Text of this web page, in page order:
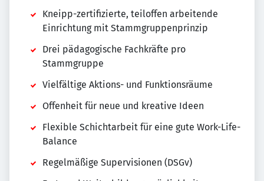
Kneipp-zertifizierte, teiloffen arbeitende
Einrichtung mit Stammgruppenprinzip
Drei pädagogische Fachkräfte pro
Stammgruppe
Vielfältige Aktions- und Funktionsräume
Offenheit für neue und kreative Ideen
Flexible Schichtarbeit für eine gute Work-Life-
Balance
Regelmäßige Supervisionen (DSGv)